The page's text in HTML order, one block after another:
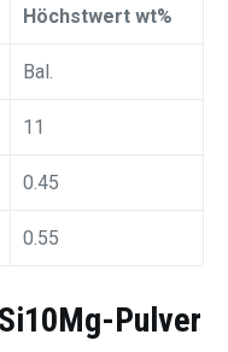
Höchstwert wt%
Bal.
11
0.45
0.55
Pulver